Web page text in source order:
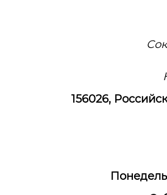
156026,